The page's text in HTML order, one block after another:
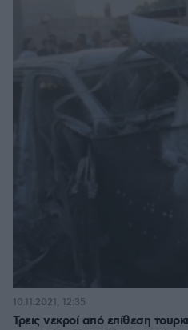
Τρεις νεκροί από επίθεση
10.11.2021, 12:35